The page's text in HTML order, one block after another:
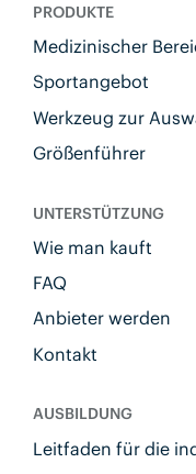
PRODUKTE
Medizinischer
Sportangebot
Werkzeug zur
Größenführer
UNTERSTÜTZUNG
Wie man kauft
FAQ
Anbieter werden
Kontakt
AUSBILDUNG
Leitfaden für die